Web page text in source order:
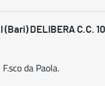
(Bari) DELIBERA C.C.
da Paola.